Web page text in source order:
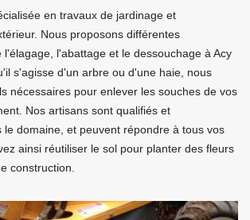
en travaux de jardinage et
Nous proposons différentes
l'élagage, l'abattage et le dessouchage à Acy
s'agisse d'un arbre ou d'une haie, nous
nécessaires pour enlever les souches de vos
Nos artisans sont qualifiés et
le domaine, et peuvent répondre à tous vos
ainsi réutiliser le sol pour planter des fleurs
construction.